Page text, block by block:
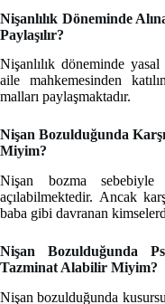
Nişanlılık Döneminde
Paylaşılır?
Nişanlılık döneminde
aile mahkemesinden
malları paylaşmaktadır.
Nişan Bozulduğunda
Miyim?
Nişan bozma sebebiyle
açılabilmektedir. Ancak
baba gibi davranan
Nişan Bozulduğunda
Tazminat Alabilir Miyim?
Nişan bozulduğunda